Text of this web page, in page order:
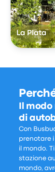
La Plata
Il
di
Con
prenotare
il mondo.
stazione
mondo,